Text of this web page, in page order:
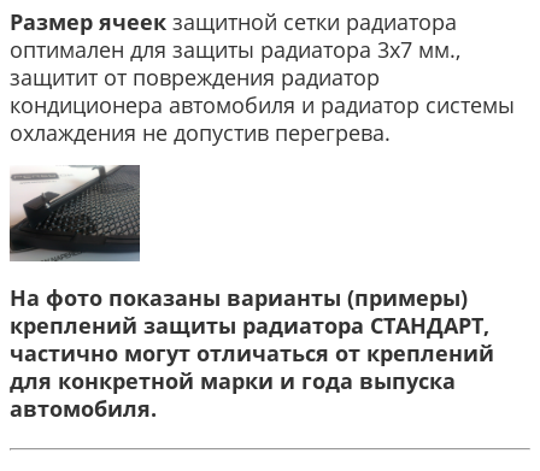
Размер ячеек защитной сетки радиатора
оптимален для защиты радиатора 3х7 мм.,
защитит от повреждения радиатор
кондиционера автомобиля и радиатор системы
охлаждения не допустив перегрева.
На фото показаны варианты (примеры)
креплений защиты радиатора СТАНДАРТ,
частично могут отличаться от креплений
для конкретной марки и года выпуска
автомобиля.​